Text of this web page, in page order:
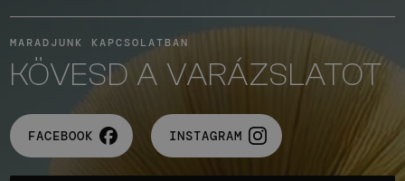
MARADJUNK KAPCSOLATBAN
KÖVESD A VARÁZSLATOT
FACEBOOK INSTAGRAM